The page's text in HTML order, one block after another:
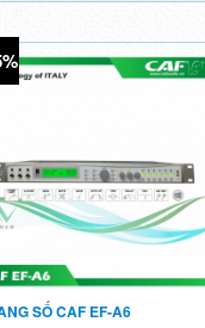
SỐ CAF EF-A6